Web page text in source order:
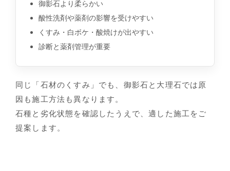
御影石より柔らかい
酸性洗剤や薬剤の影響を受けやすい
くすみ・白ボケ・酸焼けが出やすい
診断と薬剤管理が重要
同じ「石材のくすみ」でも、御影石と大理石では原
因も施工方法も異なります。
石種と劣化状態を確認したうえで、適した施工をご
提案します。